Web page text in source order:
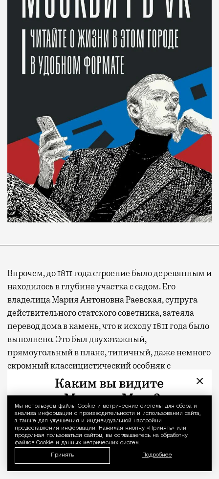
Уведомление
Мы используем файлы Сookie и метрические системы для сбора и
анализа информации о производительности и использовании сайта,
а также для улучшения и индивидуальной настройки
предоставления информации. Нажимая кнопку «Принять» или
продолжая пользоваться сайтом, вы соглашаетесь на обработку
файлов Cookie и данных метрических систем.
Принять Подробнее
Впрочем, до 1811 года строение было деревянным и
находилось в глубине участка с садом. Его
владелица Мария Антоновна Раевская, супруга
действительного статского советника, затеяла
перевод дома в камень, что к исходу 1811 года было
выполнено. Это был двухэтажный,
прямоугольный в плане, типичный, даже немного
скромный классицистический особняк с
колонным портиком и мезонином в пять окон.
Парадные и жилые покои с анфиладной
планировкой располагались на втором этаже.
Жилым был и мезонин. Цоколь же служил
хозяйственным целям. Ущерб, нанесенный
усадьбе пожаром 1812 года, пришлось устранять
×